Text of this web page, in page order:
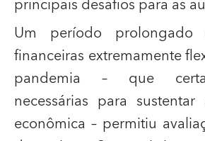
Um período prolongado
financeiras extremamente
pandemia – que
necessárias para
econômica – permitiu